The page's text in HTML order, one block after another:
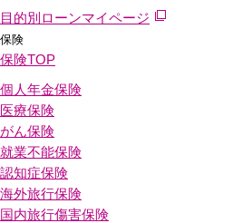
目的別ローンマイページ
保険
保険TOP
個人年金保険
医療保険
がん保険
就業不能保険
認知症保険
海外旅行保険
国内旅行傷害保険